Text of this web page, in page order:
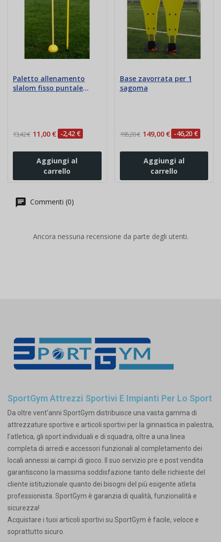
Paletto allenamento
slalom fisso puntale
13,42 € 11,00 € -2,42 €
Aggiungi al
carrello
Base zavorrata per 1
sagoma
195,20 € 149,00 € -46,20 €
Aggiungi al
carrello
Commenti (0)
Ancora nessuna recensione da parte degli utenti.
SportGym Attrezzi Sportivi E Impianti Per Lo Sport
Da oltre vent'anni SportGym distribuisce una vasta gamma di
attrezzature sportive e articoli sportivi per la ginnastica in palestra,
l’atletica, gli sport individuali e di squadra, oltre a una linea
completa di arredi e accessori funzionali al completamento dei
locali annessi ai campi di gioco. Il suo servizio pre e post vendita
garantiscono la massima soddisfazione tanto delle richieste del
cliente istituzionale quanto dei bisogni del più esigente atleta
professionista. SportGym è garanzia di qualità, funzionalità e
sicurezza!
Acquistare i tuoi articoli sportivi su SportGym è facile, veloce e
soprattutto sicuro.